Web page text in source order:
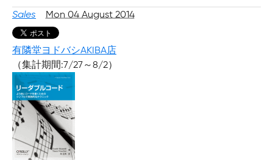
Sales Mon 04 August 2014
有隣堂ヨドバシAKIBA店
（集計期間:7/27～8/2）